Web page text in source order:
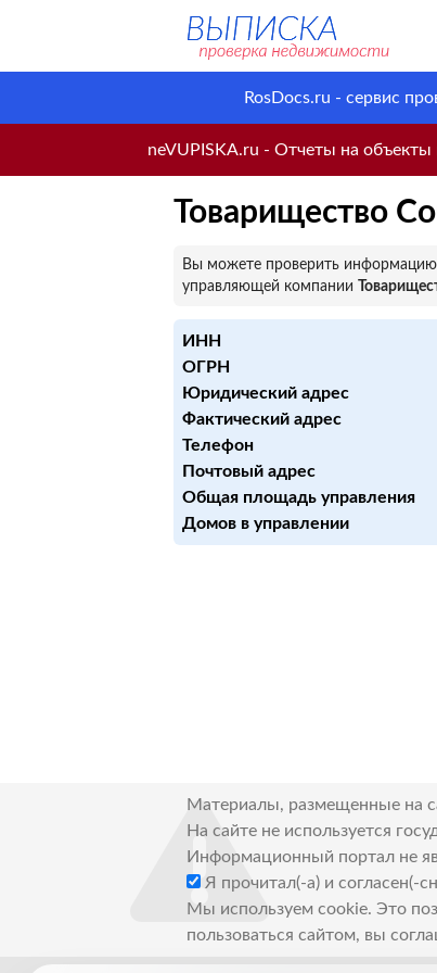
RosDocs.ru - сервис
neVUPISKA.ru - Отчеты на
Товарищество
Вы можете проверить информацию
управляющей компании
ИНН
ОГРН
Юридический адрес
Фактический адрес
Телефон
Почтовый адрес
Общая площадь управления
Домов в управлении
Материалы, размещенные на
На сайте не используется
Информационный портал не
Я прочитал(-а) и согласен(-
Мы используем cookie. Это
пользоваться сайтом, вы